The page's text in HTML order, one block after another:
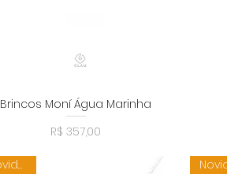
Visualização rápida
Brincos Moní Água Marinha
Preço
R$ 357,00
Novidade